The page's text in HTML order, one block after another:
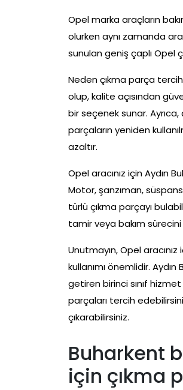
Opel marka araçların
olurken aynı zamanda
sunulan geniş çaplı Opel
Neden çıkma parça
olup, kalite açısından
bir seçenek sunar.
parçaların yeniden
azaltır.
Opel aracınız için Aydın
Motor, şanzıman,
türlü çıkma parçayı
tamir veya bakım
Unutmayın, Opel
kullanımı önemlidir.
getiren birinci sınıf
parçaları tercih
çıkarabilirsiniz.
Buharkent
için çıkma